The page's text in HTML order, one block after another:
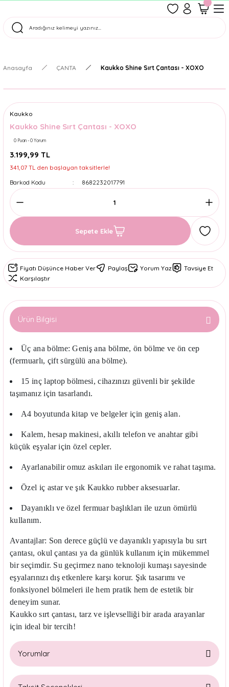
Tüm Siparişler Aynı Gün Kargoda!
Anasayfa ÇANTA Kaukko Shine Sırt Çantası - XOXO
Kaukko
Kaukko Shine Sırt Çantası - XOXO
0 Puan - 0 Yorum
3.199,99 TL
341,07 TL den başlayan taksitlerle!
Barkod Kodu
8682232017791
Sepete Ekle
Fiyatı Düşünce Haber Ver Paylaş Yorum Yaz
Tavsiye Et
Karşılaştır
Ürün Bilgisi
Üç ana bölme: Geniş ana bölme, ön bölme ve ön cep
(fermuarlı, çift sürgülü ana bölme).
15 inç laptop bölmesi, cihazınızı güvenli bir şekilde
taşımanız için tasarlandı.
A4 boyutunda kitap ve belgeler için geniş alan.
Kalem, hesap makinesi, akıllı telefon ve anahtar gibi
küçük eşyalar için özel cepler.
Ayarlanabilir omuz askıları ile ergonomik ve rahat taşıma.
Özel iç astar ve şık Kaukko rubber aksesuarlar.
Dayanıklı ve özel fermuar başlıkları ile uzun ömürlü
kullanım.
Avantajlar: Son derece güçlü ve dayanıklı yapısıyla bu sırt
çantası, okul çantası ya da günlük kullanım için mükemmel
bir seçimdir. Su geçirmez nano teknoloji kumaşı sayesinde
eşyalarınızı dış etkenlere karşı korur. Şık tasarımı ve
fonksiyonel bölmeleri ile hem pratik hem de estetik bir
deneyim sunar.
Kaukko sırt çantası, tarz ve işlevselliği bir arada arayanlar
için ideal bir tercih!
Yorumlar